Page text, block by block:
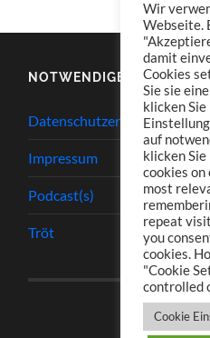
NOTWENDIGES
Datenschutzerklärung
Impressum
Podcast(s)
Tröt
Wir
Webseite.
damit
Cookies
Sie sie
klicken
auf
klicken Sie
cookies
most
repeat
you
cookies.
"Cookie
controlled
Cookie